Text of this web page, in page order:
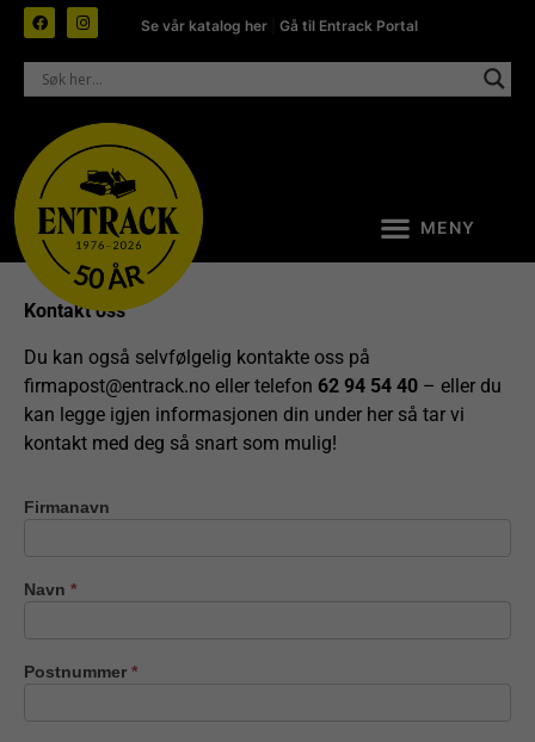
Se vår katalog her |Gå til Entrack Portal
Kontakt oss
Du kan også selvfølgelig kontakte oss på
firmapost@entrack.no eller telefon 62 94 54 40 – eller du
kan legge igjen informasjonen din under her så tar vi
kontakt med deg så snart som mulig!
Kontakt
Firmanavn
Navn *
Postnummer *